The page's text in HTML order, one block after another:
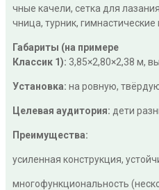
чные качели, сетка для
чница, турник, гимнастические
Габариты (на примере
Классик 1): 3,85×2,80×2,38 м,
Установка: на ровную,
Целевая аудитория: дети
Преимущества:
усиленная конструкция,
многофункциональность